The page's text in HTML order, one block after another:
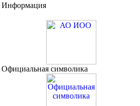
Информация
Официальная символика